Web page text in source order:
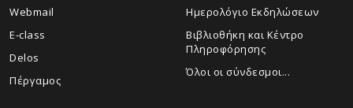
Webmail
E-class
Delos
Πέργαμος
Ημερολόγιο Εκδηλώσεων
Βιβλιοθήκη και Κέντρο
Πληροφόρησης
Όλοι οι σύνδεσμοι...